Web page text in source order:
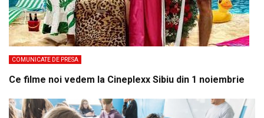
COMUNICATE DE PRESA
Ce filme noi vedem la Cineplexx Sibiu din 1 noiembrie